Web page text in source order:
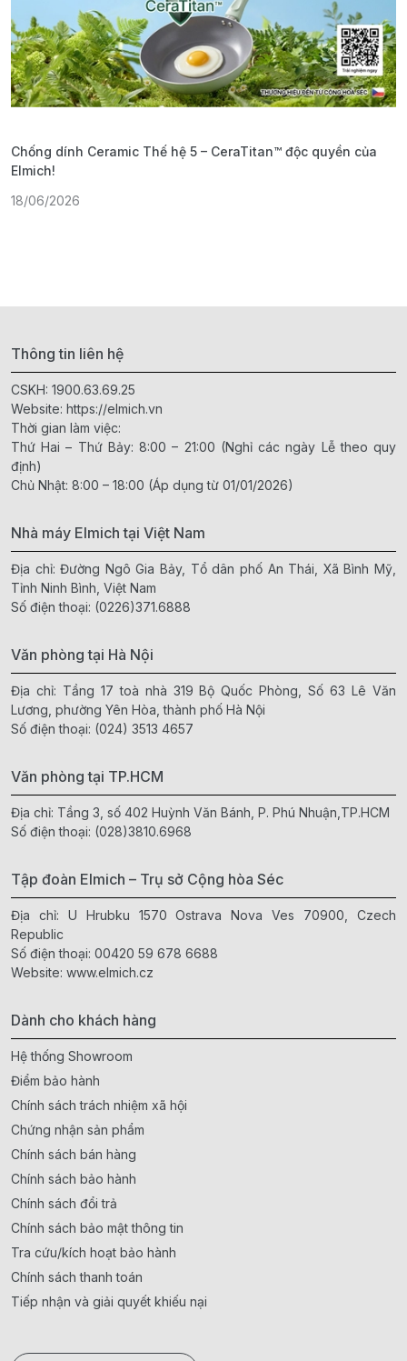
Chống dính Ceramic Thế hệ 5 – CeraTitan™ độc quyền của
Elmich!
18/06/2026
Thông tin liên hệ
CSKH: 1900.63.69.25
Website: https://elmich.vn
Thời gian làm việc:
Thứ Hai – Thứ Bảy: 8:00 – 21:00 (Nghỉ các ngày Lễ theo quy
định)
Chủ Nhật: 8:00 – 18:00 (Áp dụng từ 01/01/2026)
Nhà máy Elmich tại Việt Nam
Địa chỉ: Đường Ngô Gia Bảy, Tổ dân phố An Thái, Xã Bình Mỹ,
Tỉnh Ninh Bình, Việt Nam
Số điện thoại: (0226)371.6888
Văn phòng tại Hà Nội
Địa chỉ: Tầng 17 toà nhà 319 Bộ Quốc Phòng, Số 63 Lê Văn
Lương, phường Yên Hòa, thành phố Hà Nội
Số điện thoại: (024) 3513 4657
Văn phòng tại TP.HCM
Địa chỉ: Tầng 3, số 402 Huỳnh Văn Bánh, P. Phú Nhuận,TP.HCM
Số điện thoại: (028)3810.6968
Tập đoàn Elmich – Trụ sở Cộng hòa Séc
Địa chỉ: U Hrubku 1570 Ostrava Nova Ves 70900, Czech
Republic
Số điện thoại: 00420 59 678 6688
Website: www.elmich.cz
Dành cho khách hàng
Hệ thống Showroom
Điểm bảo hành
Chính sách trách nhiệm xã hội
Chứng nhận sản phẩm
Chính sách bán hàng
Chính sách bảo hành
Chính sách đổi trả
Chính sách bảo mật thông tin
Tra cứu/kích hoạt bảo hành
Chính sách thanh toán
Tiếp nhận và giải quyết khiếu nại